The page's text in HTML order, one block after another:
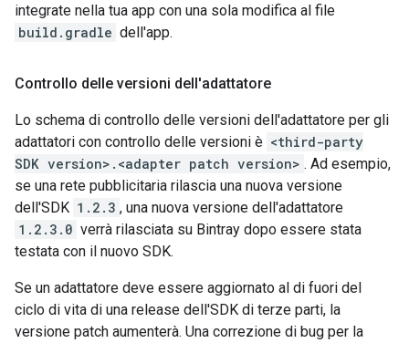
integrate nella tua app con una sola modifica al file
build.gradle dell'app.
Controllo delle versioni dell'adattatore
Lo schema di controllo delle versioni dell'adattatore per gli
adattatori con controllo delle versioni è <third-party
SDK version>.<adapter patch version> . Ad esempio,
se una rete pubblicitaria rilascia una nuova versione
dell'SDK 1.2.3 , una nuova versione dell'adattatore
1.2.3.0 verrà rilasciata su Bintray dopo essere stata
testata con il nuovo SDK.
Se un adattatore deve essere aggiornato al di fuori del
ciclo di vita di una release dell'SDK di terze parti, la
versione patch aumenterà. Una correzione di bug per la